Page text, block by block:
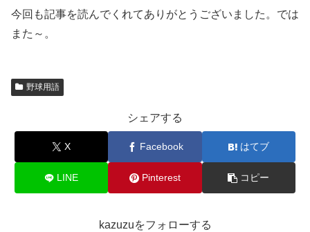
今回も記事を読んでくれてありがとうございました。では
また～。
野球用語
シェアする
X Facebook はてブ
LINE Pinterest コピー
kazuzuをフォローする